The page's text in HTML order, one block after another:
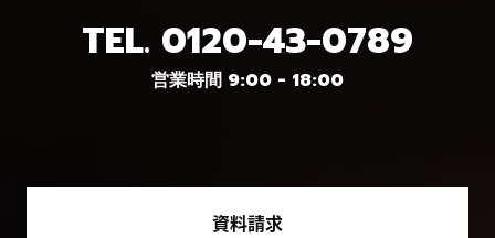
TEL. 0120-43-0789
営業時間 9:00 - 18:00
資料請求